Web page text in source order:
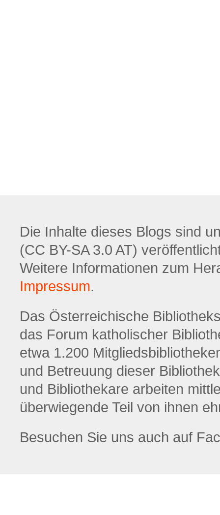
Die Inhalte dieses Blogs sind
(CC BY-SA 3.0 AT)
Weitere Informationen zum
Impressum.
Das Österreichische
das Forum katholischer
etwa 1.200
und Betreuung dieser
und Bibliothekare arbeiten
überwiegende Teil von ihnen
Besuchen Sie uns auch auf